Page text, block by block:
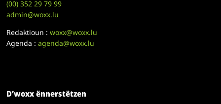
(00)352 29 79 99
admin@woxx.lu
Redaktioun :woxx@woxx.lu
Agenda :agenda@woxx.lu
D’woxx ënnerstëtzen